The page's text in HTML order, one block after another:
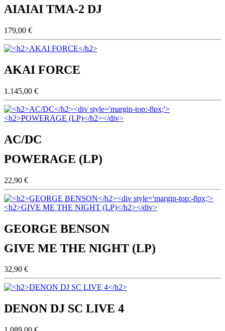
AIAIAI TMA-2 DJ
179,00 €
AKAI FORCE
1.145,00 €
AC/DC
POWERAGE (LP)
22,90 €
GEORGE BENSON
GIVE ME THE NIGHT (LP)
32,90 €
DENON DJ SC LIVE 4